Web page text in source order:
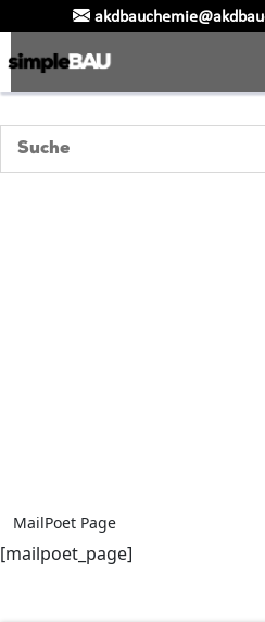
Skip
to
MailPoet Page
[mailpoet_page]